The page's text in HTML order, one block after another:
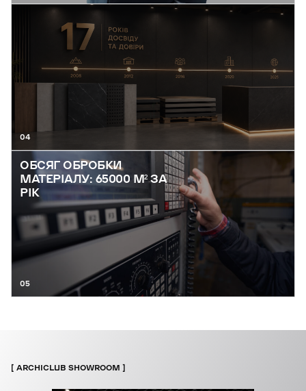
04
ОБСЯГ ОБРОБКИ
МАТЕРІАЛУ: 65000 М² ЗА
РІК
05
ARCHICLUB SHOWROOM